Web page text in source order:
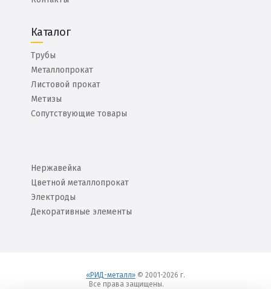
Каталог
Трубы
Металлопрокат
Листовой прокат
Метизы
Сопутствующие товары
Нержавейка
Цветной металлопрокат
Электроды
Декоративные элементы
«РИД-металл»© 2001-2026 г.
Все права защищены.